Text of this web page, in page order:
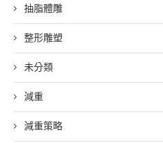
抽脂體雕
整形雕塑
未分類
減重
減重策略